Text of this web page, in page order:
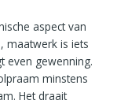
aspect van
maatwerk is iets
even gewenning.
minstens
Het draait